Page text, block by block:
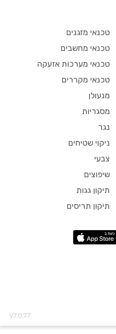
טכנאי מזגנים
טכנאי מחשבים
טכנאי מערכות אזעקה
טכנאי מקררים
מנעולן
מסגריות
נגר
ניקוי שטיחים
צבעי
שיפוצים
תיקון גגות
תיקון תריסים
V7.0.77